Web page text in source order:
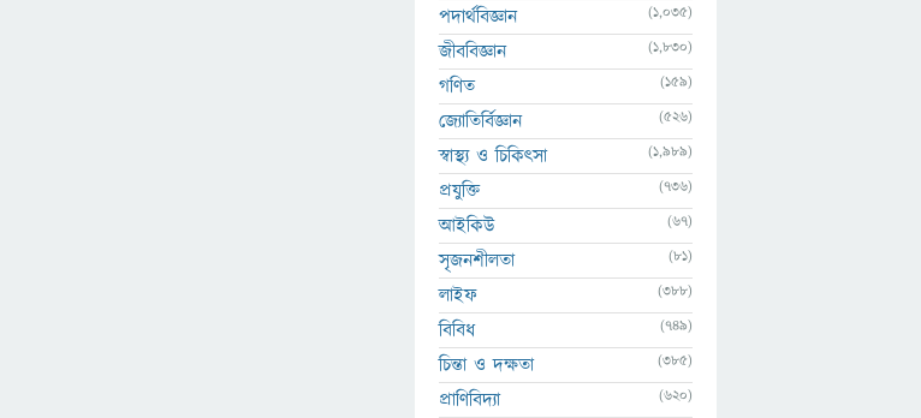
পদার্থবিজ্ঞান (1,035)
জীববিজ্ঞান (1,830)
গণিত (159)
জ্যোতির্বিজ্ঞান (526)
স্বাস্থ্য ও চিকিৎসা (1,989)
প্রযুক্তি (736)
আইকিউ (67)
সৃজনশীলতা (81)
লাইফ (388)
বিবিধ (749)
চিন্তা ও দক্ষতা (385)
প্রাণিবিদ্যা (620)